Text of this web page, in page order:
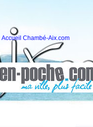
Accueil Chambé-Aix.com